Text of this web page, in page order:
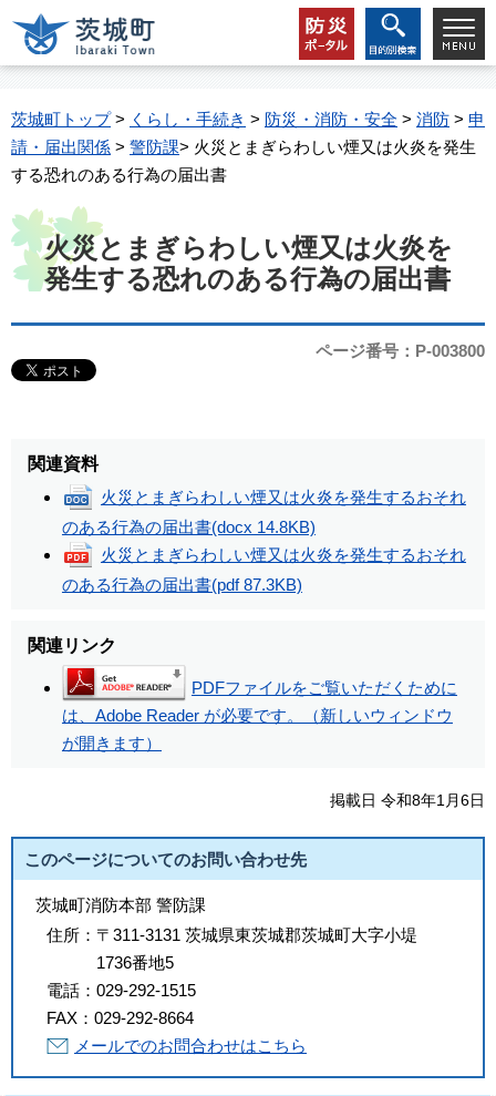
茨城町トップ> くらし・手続き > 防災・消防・安全 > 消防 > 申
請・届出関係 > 警防課> 火災とまぎらわしい煙又は火炎を発生
する恐れのある行為の届出書
火災とまぎらわしい煙又は火炎を
発生する恐れのある行為の届出書
ページ番号：P-003800
関連資料
火災とまぎらわしい煙又は火炎を発生するおそれ
のある行為の届出書(docx 14.8KB)
火災とまぎらわしい煙又は火炎を発生するおそれ
のある行為の届出書(pdf 87.3KB)
関連リンク
PDFファイルをご覧いただくために
は、Adobe Reader が必要です。（新しいウィンドウ
が開きます）
掲載日 令和8年1月6日
このページについてのお問い合わせ先
茨城町消防本部 警防課
住所： 〒311-3131 茨城県東茨城郡茨城町大字小堤
1736番地5
電話： 029-292-1515
FAX： 029-292-8664
メールでのお問合わせはこちら